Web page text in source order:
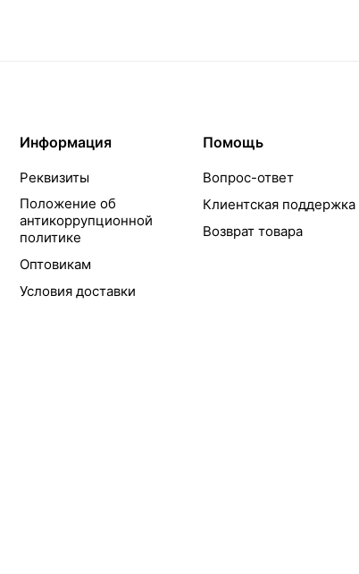
Информация
Реквизиты
Положение об
антикоррупционной
политике
Оптовикам
Условия доставки
Помощь
Вопрос-ответ
Клиентская поддержка
Возврат товара